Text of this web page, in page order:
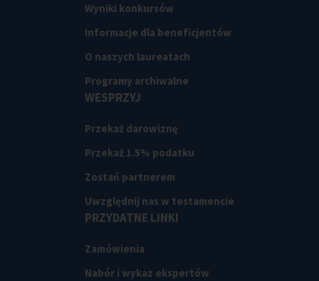
Wyniki konkursów
Informacje dla beneficjentów
O naszych laureatach
Programy archiwalne
WESPRZYJ
Przekaż darowiznę
Przekaż 1.5% podatku
Zostań partnerem
Uwzględnij nas w testamencie
PRZYDATNE LINKI
Zamówienia
Nabór i wykaz ekspertów